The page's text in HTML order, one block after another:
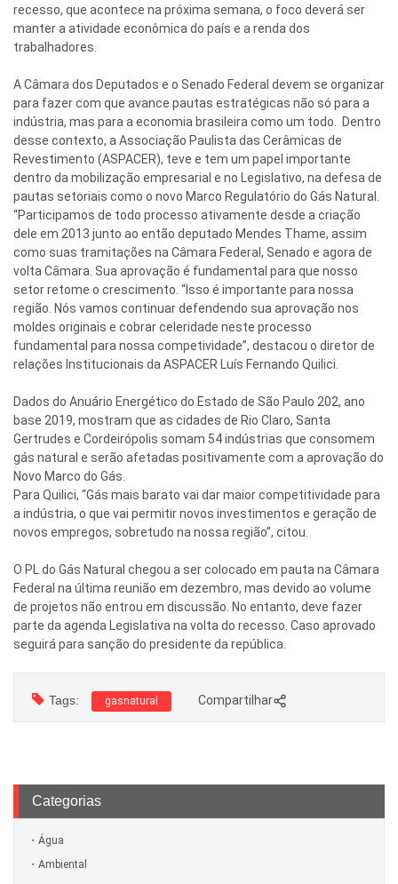
recesso, que acontece na próxima semana, o foco deverá ser
manter a atividade econômica do país e a renda dos
trabalhadores.
A Câmara dos Deputados e o Senado Federal devem se organizar
para fazer com que avance pautas estratégicas não só para a
indústria, mas para a economia brasileira como um todo. Dentro
desse contexto, a Associação Paulista das Cerâmicas de
Revestimento (ASPACER), teve e tem um papel importante
dentro da mobilização empresarial e no Legislativo, na defesa de
pautas setoriais como o novo Marco Regulatório do Gás Natural.
“Participamos de todo processo ativamente desde a criação
dele em 2013 junto ao então deputado Mendes Thame, assim
como suas tramitações na Câmara Federal, Senado e agora de
volta Câmara. Sua aprovação é fundamental para que nosso
setor retome o crescimento. “Isso é importante para nossa
região. Nós vamos continuar defendendo sua aprovação nos
moldes originais e cobrar celeridade neste processo
fundamental para nossa competividade”, destacou o diretor de
relações Institucionais da ASPACER Luís Fernando Quilici.
Dados do Anuário Energético do Estado de São Paulo 202, ano
base 2019, mostram que as cidades de Rio Claro, Santa
Gertrudes e Cordeirópolis somam 54 indústrias que consomem
gás natural e serão afetadas positivamente com a aprovação do
Novo Marco do Gás.
Para Quilici, “Gás mais barato vai dar maior competitividade para
a indústria, o que vai permitir novos investimentos e geração de
novos empregos, sobretudo na nossa região”, citou.
O PL do Gás Natural chegou a ser colocado em pauta na Câmara
Federal na última reunião em dezembro, mas devido ao volume
de projetos não entrou em discussão. No entanto, deve fazer
parte da agenda Legislativa na volta do recesso. Caso aprovado
seguirá para sanção do presidente da república.
Tags: gasnatural Compartilhar
Categorias
Água
Ambiental